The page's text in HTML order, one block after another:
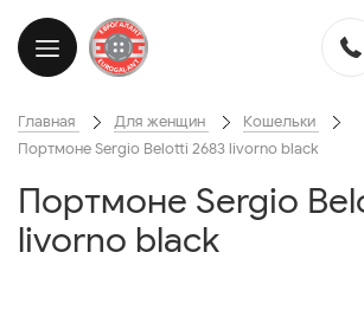
Главная Для женщин
Кошельки
Портмоне Sergio Belotti 2683 livorno black
Портмоне Sergio
livorno black